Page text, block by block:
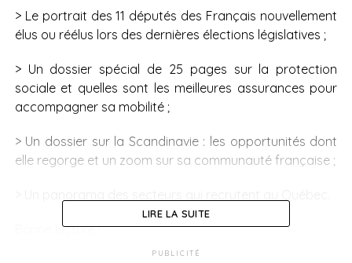
> Le portrait des 11 députés des Français nouvellement
élus ou réélus lors des dernières élections législatives ;
> Un dossier spécial de 25 pages sur la protection
sociale et quelles sont les meilleures assurances pour
accompagner sa mobilité ;
> Un dossier sur la Scandinavie : les opportunités dont
elle regorge et un zoom sur sa communauté française ;
Bonne lecture !
LIRE LA SUITE
PUBLICITÉ